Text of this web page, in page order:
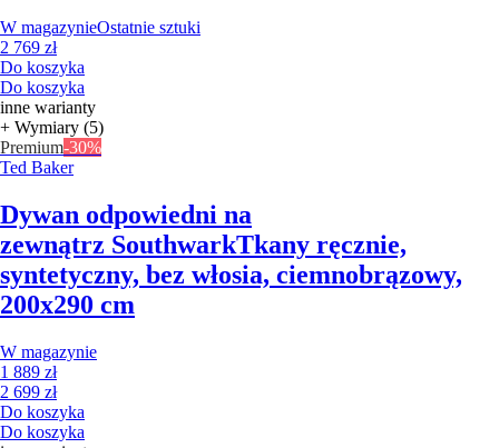
W magazynieOstatnie sztuki
2 769 zł
Do koszyka
Do koszyka
inne warianty
+ Wymiary (5)
Premium-30%
Ted Baker
Dywan odpowiedni na
zewnątrz SouthwarkTkany ręcznie,
syntetyczny, bez włosia, ciemnobrązowy,
200x290 cm
W magazynie
1 889 zł
2 699 zł
Do koszyka
Do koszyka